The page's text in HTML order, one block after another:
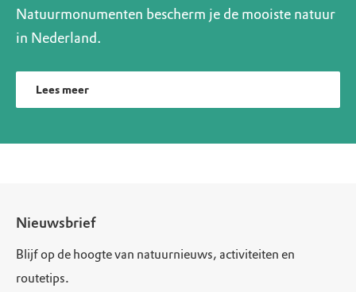
Natuurmonumenten bescherm je de mooiste natuur
in Nederland.
Lees meer
Nieuwsbrief
Blijf op de hoogte van natuurnieuws, activiteiten en
routetips.